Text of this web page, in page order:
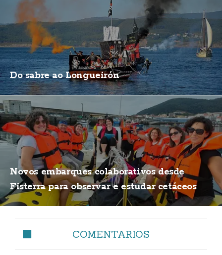
Do sabre ao Longueirón
Novos embarques colaborativos desde
Fisterra para observar e estudar cetáceos
COMENTARIOS